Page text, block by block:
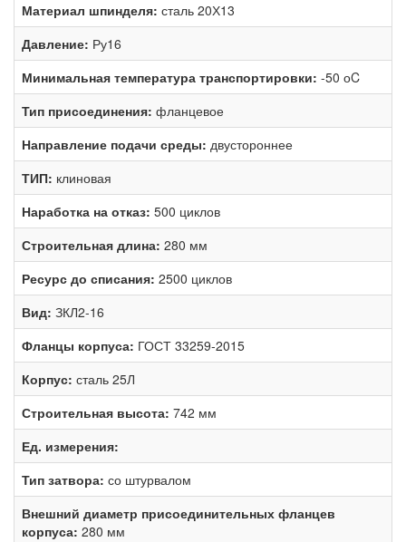
Материал шпинделя: сталь 20Х13
Давление: Ру16
Минимальная температура транспортировки: -50 оC
Тип присоединения: фланцевое
Направление подачи среды: двустороннее
ТИП: клиновая
Наработка на отказ: 500 циклов
Строительная длина: 280 мм
Ресурс до списания: 2500 циклов
Вид: ЗКЛ2-16
Фланцы корпуса: ГОСТ 33259-2015
Корпус: сталь 25Л
Строительная высота: 742 мм
Ед. измерения:
Тип затвора: со штурвалом
Внешний диаметр присоединительных фланцев
корпуса: 280 мм